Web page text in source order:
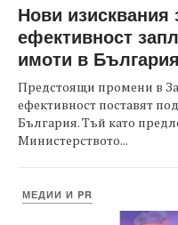
Нови изисквания
ефективност
имоти в България
Предстоящи промени в
ефективност поставят
България. Тъй като
Министерството...
МЕДИИ И PR